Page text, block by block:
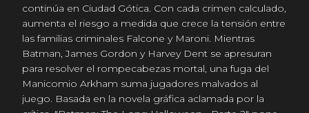
continúa en Ciudad Gótica. Con cada crimen calculado,
aumenta el riesgo a medida que crece la tensión entre
las familias criminales Falcone y Maroni. Mientras
Batman, James Gordon y Harvey Dent se apresuran
para resolver el rompecabezas mortal, una fuga del
Manicomio Arkham suma jugadores malvados al
juego. Basada en la novela gráfica aclamada por la